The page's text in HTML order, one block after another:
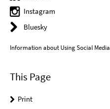
Instagram
Bluesky
Information about Using Social Media
This Page
Print